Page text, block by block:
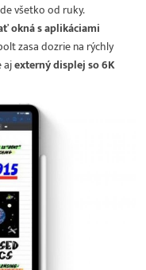
všetko od ruky.
okná s aplikáciami
zasa dozrie na rýchly
ajexterný displej so 6K